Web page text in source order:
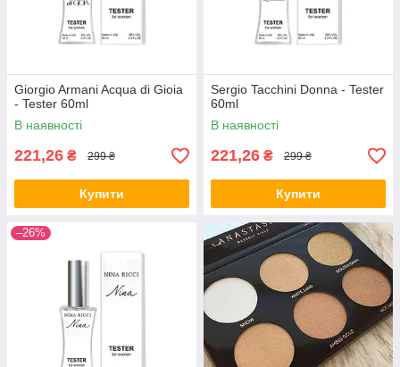
Giorgio Armani Acqua di Gioia
- Tester 60ml
В наявності
221,26 ₴ 299 ₴
Купити
Sergio Tacchini Donna - Tester
60ml
В наявності
221,26 ₴ 299 ₴
Купити
–26%